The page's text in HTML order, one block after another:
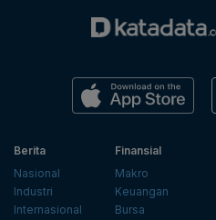
Berita
Nasional
Industri
Internasional
Finansial
Makro
Keuangan
Bursa